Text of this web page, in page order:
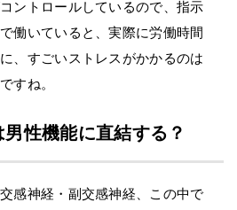
ントロールしているので、指示
働いていると、実際に労働時間
、すごいストレスがかかるのは
すね。
性機能に直結する？
感神経・副交感神経、この中で